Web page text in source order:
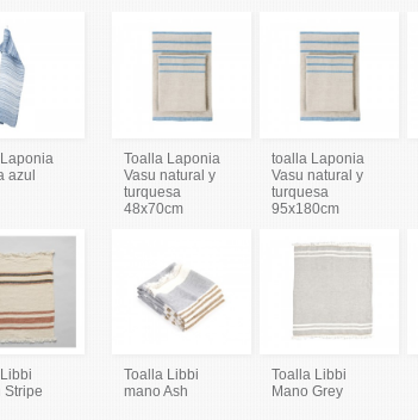
azul
Toalla Laponia
Vasu natural y
turquesa
48x70cm
toalla Laponia
Vasu natural y
turquesa
95x180cm
Stripe
Toalla Libbi
mano Ash
Toalla Libbi
Mano Grey